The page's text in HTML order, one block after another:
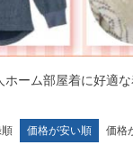
ホーム部屋着に好適
価格が安い順 価格